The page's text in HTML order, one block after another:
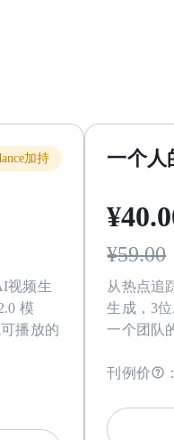
加持
视频生
模
播放的
一个人
¥40
¥59.00
从热点追
生成，3
一个团队
刊例价 ：